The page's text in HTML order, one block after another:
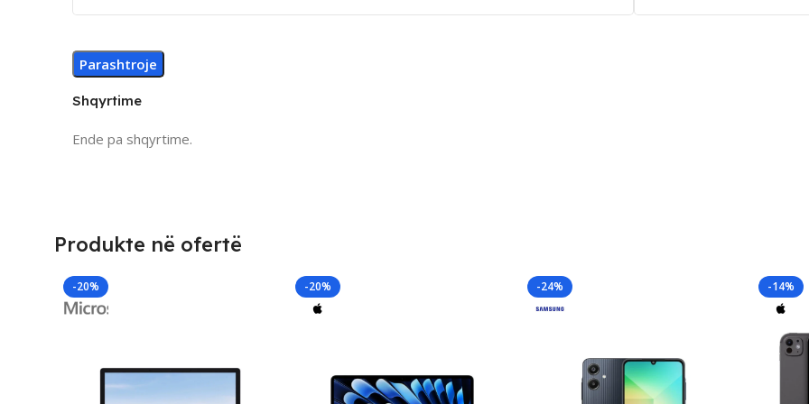
Shqyrtime
Ende pa shqyrtime.
Produkte në ofertë
-20% -20% -24% -14%